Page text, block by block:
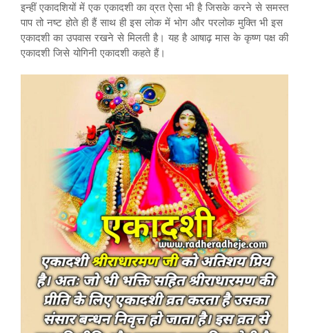
इन्हीं एकादशियों में एक एकादशी का व्रत ऐसा भी है जिसके करने से समस्त
पाप तो नष्ट होते ही हैं साथ ही इस लोक में भोग और परलोक मुक्ति भी इस
एकादशी का उपवास रखने से मिलती है। यह है आषाढ़ मास के कृष्ण पक्ष की
एकादशी जिसे योगिनी एकादशी कहते हैं।